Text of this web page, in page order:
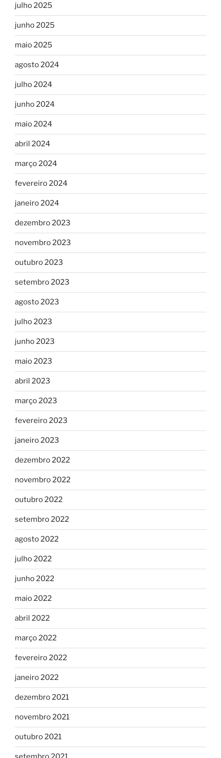
julho 2025
junho 2025
maio 2025
agosto 2024
julho 2024
junho 2024
maio 2024
abril 2024
março 2024
fevereiro 2024
janeiro 2024
dezembro 2023
novembro 2023
outubro 2023
setembro 2023
agosto 2023
julho 2023
junho 2023
maio 2023
abril 2023
março 2023
fevereiro 2023
janeiro 2023
dezembro 2022
novembro 2022
outubro 2022
setembro 2022
agosto 2022
julho 2022
junho 2022
maio 2022
abril 2022
março 2022
fevereiro 2022
janeiro 2022
dezembro 2021
novembro 2021
outubro 2021